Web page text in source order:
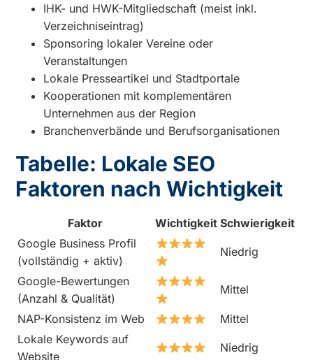
IHK- und HWK-Mitgliedschaft (meist inkl.
Verzeichniseintrag)
Sponsoring lokaler Vereine oder
Veranstaltungen
Lokale Presseartikel und Stadtportale
Kooperationen mit komplementären
Unternehmen aus der Region
Branchenverbände und Berufsorganisationen
Tabelle: Lokale SEO
Faktoren nach Wichtigkeit
Faktor Wichtigkeit Schwierigkeit
Google Business Profil
(vollständig + aktiv)
Niedrig
Google-Bewertungen
(Anzahl & Qualität)
Mittel
NAP-Konsistenz im Web
Mittel
Lokale Keywords auf
Website
Niedrig